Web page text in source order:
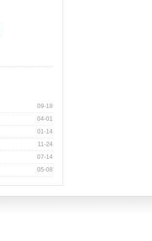
09-18
04-01
01-14
11-24
07-14
05-08